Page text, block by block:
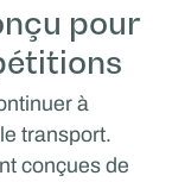
pour
à
transport.
conçues de